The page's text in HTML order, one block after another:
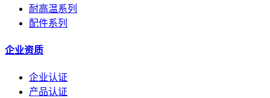
耐高温系列
配件系列
企业资质
企业认证
产品认证